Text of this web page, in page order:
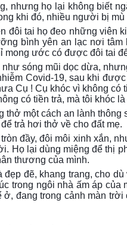
nhưng họ lại không biết
khi đó, nhiều người bị
đôi tai họ đeo những viên
bình yên an lạc nơi
mong ước có được đôi tai
sóng mũi dọc dừa,
Covid-19, sau khi
Cụ ! Cụ khóc vì không có
có tiền trả, mà tôi khóc
một cách an lành
trả hơi thở về cho đất mẹ.
đầy, đôi môi xinh xắn,
Họ lại dùng miệng để thị
thương của mình.
đẽ, khang trang, cho
trong ngôi nhà ấm áp
đang trong cảnh màn